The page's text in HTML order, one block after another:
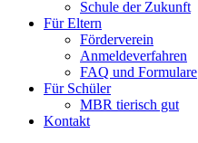
Schule der Zukunft
Für Eltern
Förderverein
Anmeldeverfahren
FAQ und Formulare
Für Schüler
MBR tierisch gut
Kontakt